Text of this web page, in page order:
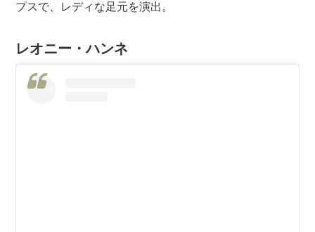
プスで、レディな足元を演出。
レオニー・ハンネ